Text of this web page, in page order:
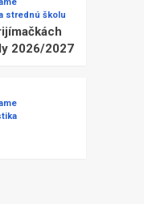
strednú školu
2026/2027